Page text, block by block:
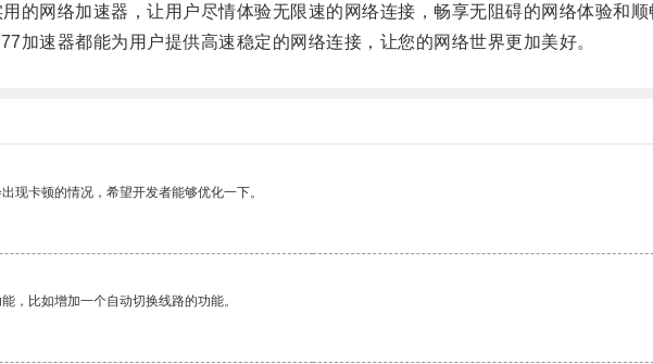
网络加速器，让用户尽情体验无限速的网络连接，畅享无阻碍的网络体验和顺
速器都能为用户提供高速稳定的网络连接，让您的网络世界更加美好。
现卡顿的情况，希望开发者能够优化一下。
，比如增加一个自动切换线路的功能。